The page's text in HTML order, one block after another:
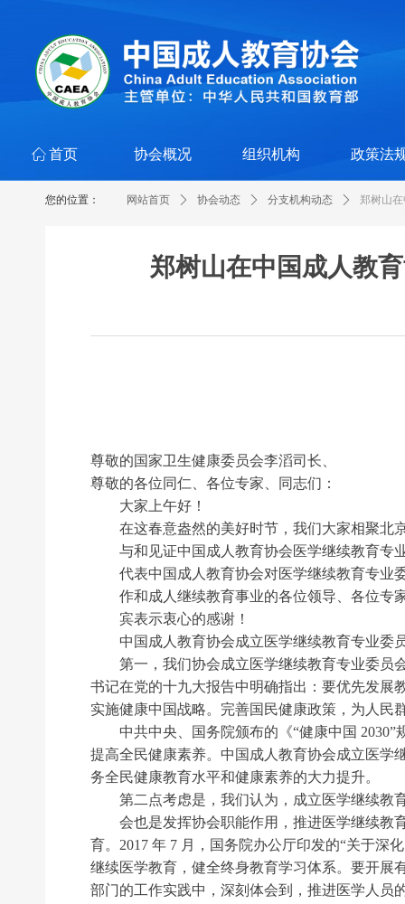
ꀇ 首页 协会概况 组织机构 政策法
网站首页 ꄲ 协会动态 ꄲ 分支机构动态 ꄲ 郑树山
您的位置：
郑树山在中国成人教
尊敬的国家卫生健康委员会李滔司长、
尊敬的各位同仁、各位专家、同志们：
大家上午好！
在这春意盎然的美好时节，我们大家相聚北
与和见证中国成人教育协会医学继续教育专
代表中国成人教育协会对医学继续教育专业
作和成人继续教育事业的各位领导、各位专
宾表示衷心的感谢！
中国成人教育协会成立医学继续教育专业委
第一，我们协会成立医学继续教育专业委员会
书记在党的十九大报告中明确指出：要优先发展
实施健康中国战略。完善国民健康政策，为人民
中共中央、国务院颁布的《“健康中国 2030”
提高全民健康素养。中国成人教育协会成立医学
务全民健康教育水平和健康素养的大力提升。
第二点考虑是，我们认为，成立医学继续教
会也是发挥协会职能作用，推进医学继续教育
育。2017 年 7 月，国务院办公厅印发的“关于深
继续医学教育，健全终身教育学习体系。要开展
部门的工作实践中，深刻体会到，推进医学人员